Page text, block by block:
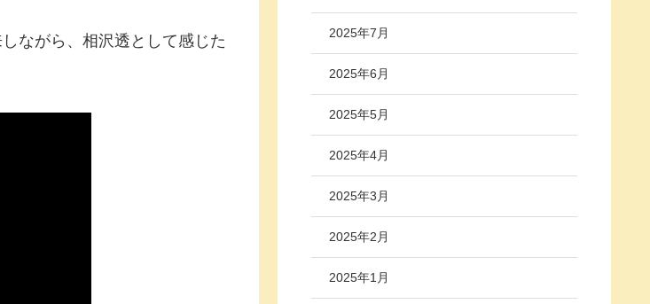
ながら、相沢透として感じた
2025年7月
2025年6月
2025年5月
2025年4月
2025年3月
2025年2月
2025年1月